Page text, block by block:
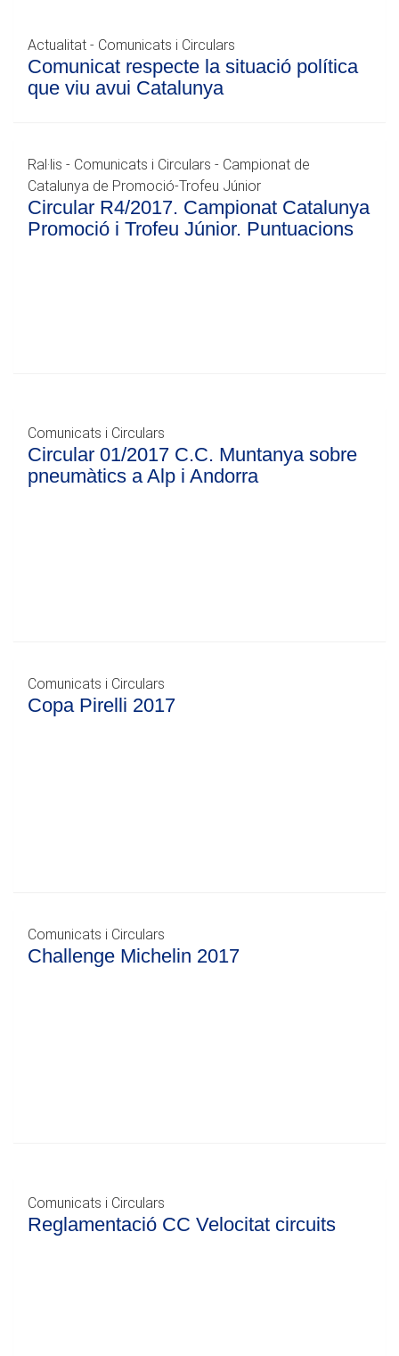
Actualitat - Comunicats i Circulars
Comunicat respecte la situació política
que viu avui Catalunya
Ral·lis - Comunicats i Circulars - Campionat de
Catalunya de Promoció-Trofeu Júnior
Circular R4/2017. Campionat Catalunya
Promoció i Trofeu Júnior. Puntuacions
Comunicats i Circulars
Circular 01/2017 C.C. Muntanya sobre
pneumàtics a Alp i Andorra
Comunicats i Circulars
Copa Pirelli 2017
Comunicats i Circulars
Challenge Michelin 2017
Comunicats i Circulars
Reglamentació CC Velocitat circuits